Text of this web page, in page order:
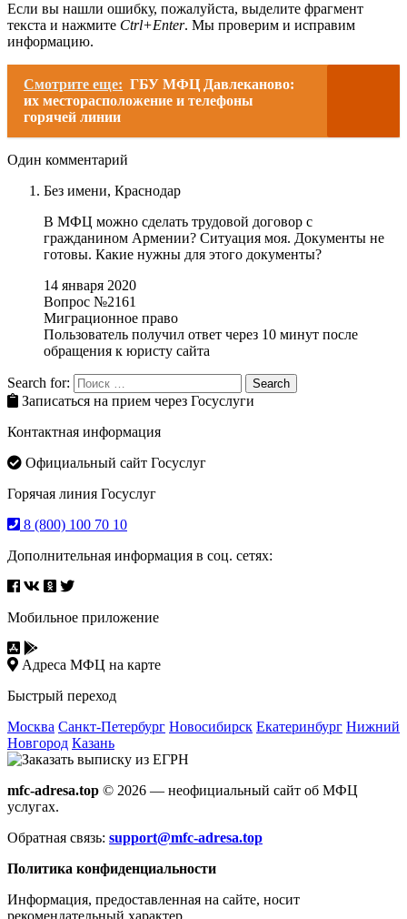
Если вы нашли ошибку, пожалуйста, выделите фрагмент
текста и нажмите Ctrl+Enter. Мы проверим и исправим
информацию.
Смотрите еще: ГБУ МФЦ Давлеканово:
их месторасположение и телефоны
горячей линии
Один комментарий
Без имени, Краснодар
В МФЦ можно сделать трудовой договор с
гражданином Армении? Ситуация моя. Документы не
готовы. Какие нужны для этого документы?
14 января 2020
Вопрос №2161
Миграционное право
Пользователь получил ответ через 10 минут после
обращения к юристу сайта
Search for: Search
Записаться на прием через Госуслуги
Контактная информация
Официальный сайт Госуслуг
Горячая линия Госуслуг
8 (800) 100 70 10
Дополнительная информация в соц. сетях:
Мобильное приложение
Адреса МФЦ на карте
Быстрый переход
Москва Санкт-Петербург Новосибирск Екатеринбург Нижний
Новгород Казань
mfc-adresa.top © 2026 — неофициальный сайт об МФЦ
услугах.
Обратная связь: support@mfc-adresa.top
Политика конфиденциальности
Информация, предоставленная на сайте, носит
рекомендательный характер.